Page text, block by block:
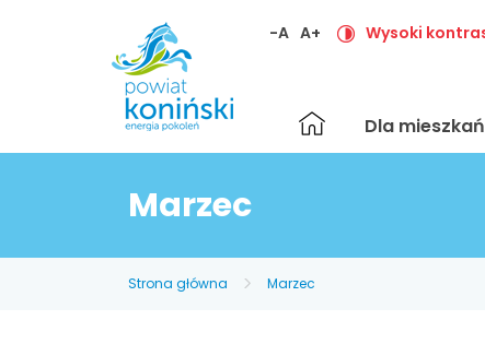
-A A+ Wysoki
Strona
główna
Dla
Marzec
Strona główna Marzec